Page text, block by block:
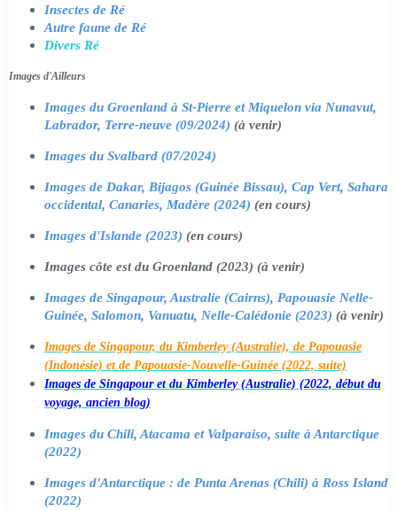
Insectes de Ré
Autre faune de Ré
Divers Ré
Images d'Ailleurs
Images du Groenland à St-Pierre et Miquelon via Nunavut,
Labrador, Terre-neuve (09/2024) (à venir)
Images du Svalbard (07/2024)
Images de Dakar, Bijagos (Guinée Bissau), Cap Vert, Sahara
occidental, Canaries, Madère (2024) (en cours)
Images d'Islande (2023) (en cours)
Images côte est du Groenland (2023) (à venir)
Images de Singapour, Australie (Cairns), Papouasie Nelle-
Guinée, Salomon, Vanuatu, Nelle-Calédonie (2023) (à venir)
Images de Singapour, du Kimberley (Australie), de Papouasie
(Indonésie) et de Papouasie-Nouvelle-Guinée (2022, suite)
Images de Singapour et du Kimberley (Australie) (2022, début du
voyage, ancien blog)
Images du Chili, Atacama et Valparaiso, suite à Antarctique
(2022)
Images d'Antarctique : de Punta Arenas (Chili) à Ross Island
(2022)